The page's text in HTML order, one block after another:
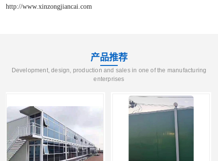
http://www.xinzongjiancai.com
产品推荐
Development, design, production and sales in one of the manufacturing
enterprises